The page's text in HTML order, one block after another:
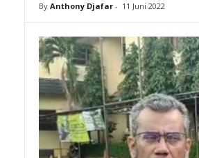
By Anthony Djafar - 11 Juni 2022